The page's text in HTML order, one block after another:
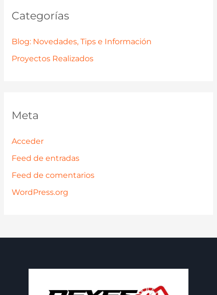
Categorías
Blog: Novedades, Tips e Información
Proyectos Realizados
Meta
Acceder
Feed de entradas
Feed de comentarios
WordPress.org